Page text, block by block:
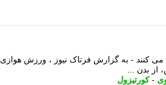
کنند - به گزارش فرتاک نیوز ، ورزش هوازی
بدن ...
-کورتیزول